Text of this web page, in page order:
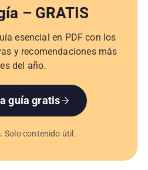
– GRATIS
esencial en PDF con los
y recomendaciones más
del año.
guía gratis
Solo contenido útil.